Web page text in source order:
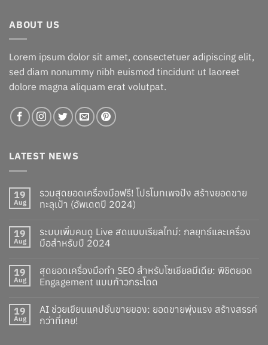
ABOUT US
Lorem ipsum dolor sit amet, consectetuer adipiscing elit,
sed diam nonummy nibh euismod tincidunt ut laoreet
dolore magna aliquam erat volutpat.
LATEST NEWS
19
Aug
รวมสุดยอดเครื่องมือฟรี! โปรโมทเพจปัง สร้างยอดขาย
ทะลุเป้า (อัพเดตปี 2024)
19
Aug
ระบบเพิ่มคนดู Live สดแบบเรียลไทม์: กลยุทธ์และเครื่อง
มือสำหรับปี 2024
19
Aug
สุดยอดเครื่องมือทำ SEO สำหรับโซเชียลมีเดีย: พิชิตยอด
Engagement แบบก้าวกระโดด
19
Aug
AI ช่วยเขียนแคปชั่นขายของ: ยอดขายพุ่งแรง สร้างสรรค์
กว่าที่เคย!